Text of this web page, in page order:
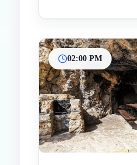
02:00 PM